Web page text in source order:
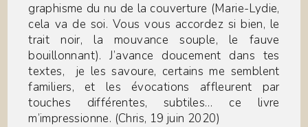
graphisme du nu de la couverture (Marie-Lydie,
cela va de soi. Vous vous accordez si bien, le
trait noir, la mouvance souple, le fauve
bouillonnant). J’avance doucement dans tes
textes, je les savoure, certains me semblent
familiers, et les évocations affleurent par
touches différentes, subtiles… ce livre
m’impressionne. (Chris, 19 juin 2020)